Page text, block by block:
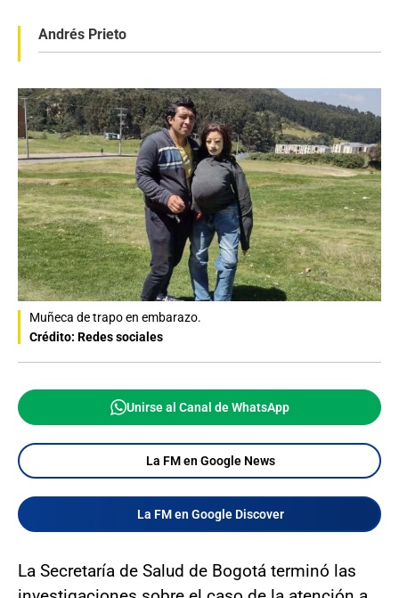
Andrés Prieto
Muñeca de trapo en embarazo.
Crédito: Redes sociales
Unirse al Canal de WhatsApp
La FM en Google News
La FM en Google Discover
La Secretaría de Salud de Bogotá terminó las